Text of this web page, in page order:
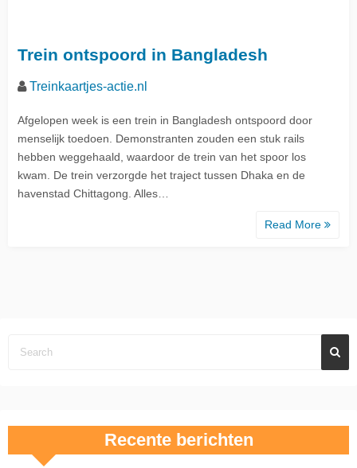
Trein ontspoord in Bangladesh
Treinkaartjes-actie.nl
Afgelopen week is een trein in Bangladesh ontspoord door
menselijk toedoen. Demonstranten zouden een stuk rails
hebben weggehaald, waardoor de trein van het spoor los
kwam. De trein verzorgde het traject tussen Dhaka en de
havenstad Chittagong. Alles…
Read More
Recente berichten